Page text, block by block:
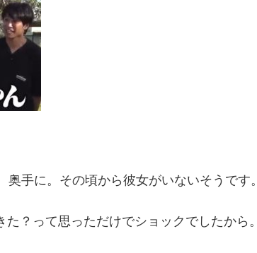
手に。その頃から彼女がいないそうです。
？って思っただけでショックでしたから。